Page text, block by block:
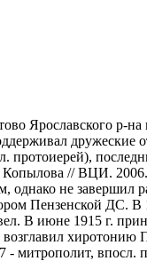
Ярославского р-
Копылова // ВЦИ.
не завершил
Пензенской ДС. В
В июне 1915 г.
возглавил хиротонию
- митрополит, впосл.